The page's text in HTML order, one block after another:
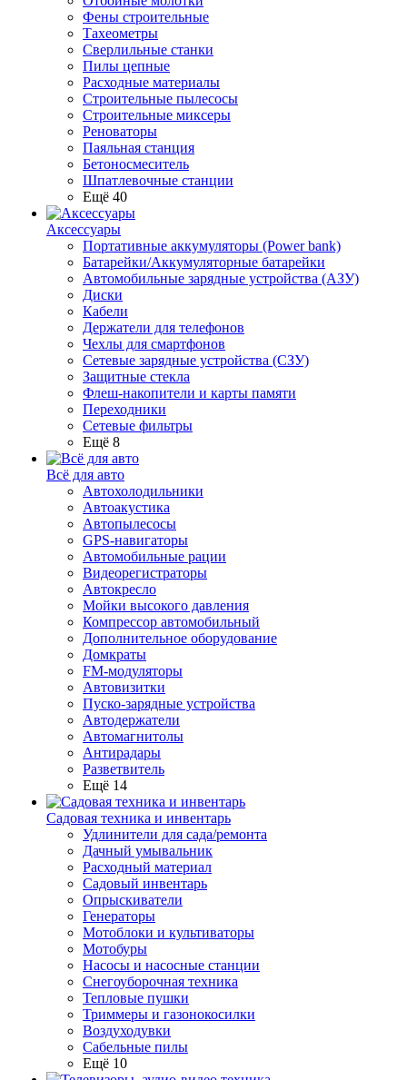
Фены строительные
Тахеометры
Сверлильные станки
Пилы цепные
Расходные материалы
Строительные пылесосы
Строительные миксеры
Реноваторы
Паяльная станция
Бетоносмеситель
Шпатлевочные станции
Ещё 40
Аксессуары
Портативные аккумуляторы (Power bank)
Батарейки/Аккумуляторные батарейки
Автомобильные зарядные устройства (АЗУ)
Диски
Кабели
Держатели для телефонов
Чехлы для смартфонов
Сетевые зарядные устройства (СЗУ)
Защитные стекла
Флеш-накопители и карты памяти
Переходники
Сетевые фильтры
Ещё 8
Всё для авто
Автохолодильники
Автоакустика
Автопылесосы
GPS-навигаторы
Автомобильные рации
Видеорегистраторы
Автокресло
Мойки высокого давления
Компрессор автомобильный
Дополнительное оборудование
Домкраты
FM-модуляторы
Автовизитки
Пуско-зарядные устройства
Автодержатели
Автомагнитолы
Антирадары
Разветвитель
Ещё 14
Садовая техника и инвентарь
Удлинители для сада/ремонта
Дачный умывальник
Расходный материал
Садовый инвентарь
Опрыскиватели
Генераторы
Мотоблоки и культиваторы
Мотобуры
Насосы и насосные станции
Снегоуборочная техника
Тепловые пушки
Триммеры и газонокосилки
Воздуходувки
Сабельные пилы
Ещё 10